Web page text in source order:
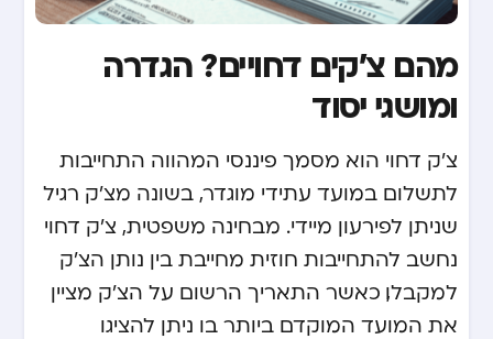
מהם צ'קים דחויים? הגדרה
ומושגי יסוד
צ'ק דחוי הוא מסמך פיננסי המהווה התחייבות
לתשלום במועד עתידי מוגדר, בשונה מצ'ק רגיל
שניתן לפירעון מיידי. מבחינה משפטית, צ'ק דחוי
נחשב להתחייבות חוזית מחייבת בין נותן הצ'ק
למקבלו, כאשר התאריך הרשום על הצ'ק מציין
את המועד המוקדם ביותר בו ניתן להציגו